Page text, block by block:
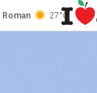
Roman 27°C